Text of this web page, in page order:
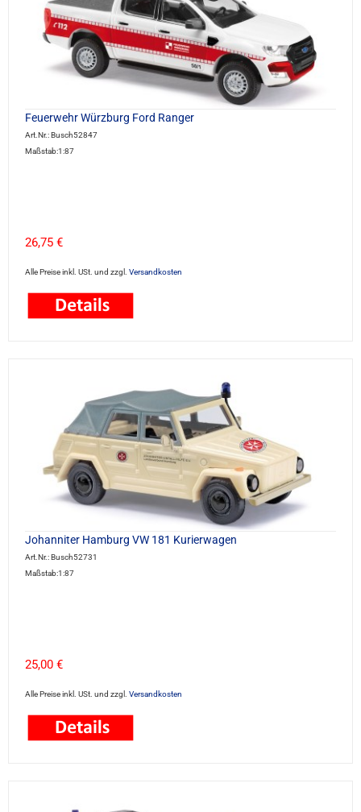
Feuerwehr Würzburg Ford Ranger
Art.Nr.: Busch52847
Maßstab:1:87
26,75 €
Alle Preise inkl. USt. und zzgl. Versandkosten
Johanniter Hamburg VW 181 Kurierwagen
Art.Nr.: Busch52731
Maßstab:1:87
25,00 €
Alle Preise inkl. USt. und zzgl. Versandkosten